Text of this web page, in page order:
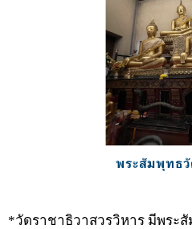
พระสัมพุทธ
*วัดราชาธิวาสวรวิหาร มีพระ